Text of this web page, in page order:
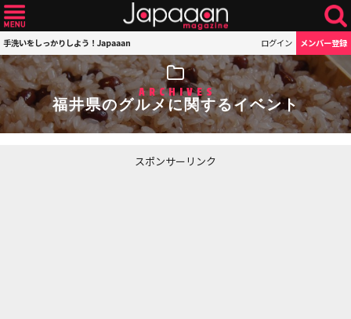
手洗いをしっかりしよう！Japaaan ログイン メンバー登録
ARCHIVES
福井県のグルメに関するイベント
スポンサーリンク